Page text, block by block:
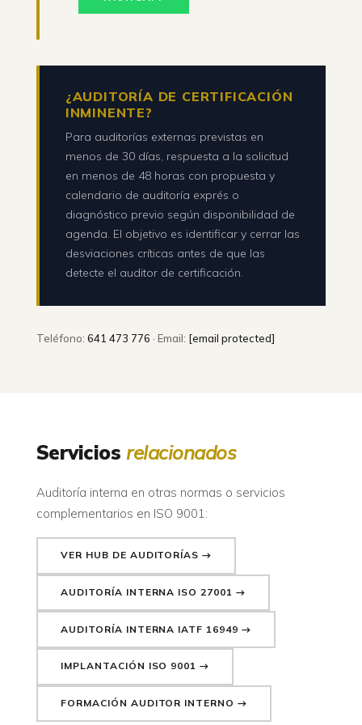
¿AUDITORÍA DE CERTIFICACIÓN
INMINENTE?
Para auditorías externas previstas en
menos de 30 días, respuesta a la solicitud
en menos de 48 horas con propuesta y
calendario de auditoría exprés o
diagnóstico previo según disponibilidad de
agenda. El objetivo es identificar y cerrar las
desviaciones críticas antes de que las
detecte el auditor de certificación.
Teléfono: 641 473 776 · Email: [email protected]
Servicios relacionados
Auditoría interna en otras normas o servicios
complementarios en ISO 9001:
VER HUB DE AUDITORÍAS →
AUDITORÍA INTERNA ISO 27001 →
AUDITORÍA INTERNA IATF 16949 →
IMPLANTACIÓN ISO 9001 →
FORMACIÓN AUDITOR INTERNO →